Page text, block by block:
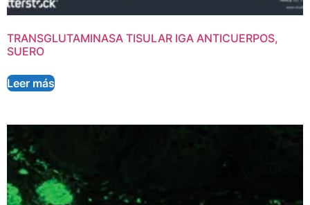
TRANSGLUTAMINASA TISULAR IGA ANTICUERPOS,
SUERO
Leer más